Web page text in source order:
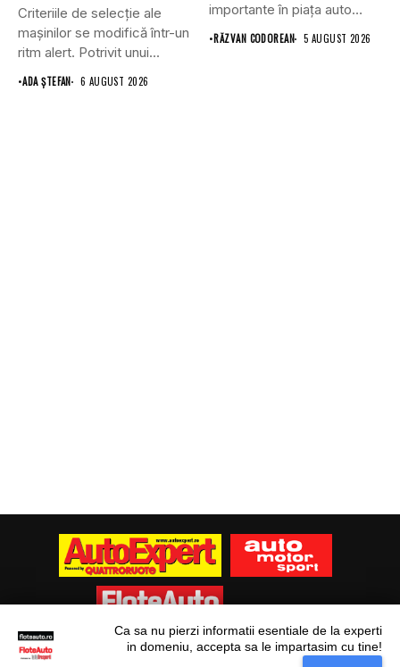
Criteriile de selecție ale
mașinilor se modifică într-un
ritm alert. Potrivit unui...
•ADA ȘTEFAN 6 AUGUST 2026
importante în piața auto
din...
•RĂZVAN CODOREAN 5 AUGUST 2026
Situl nostru utilizeaza cookies. Ce inseamna
Ca sa nu pierzi informatii esentiale de la experti
in domeniu, accepta sa le impartasim cu tine!